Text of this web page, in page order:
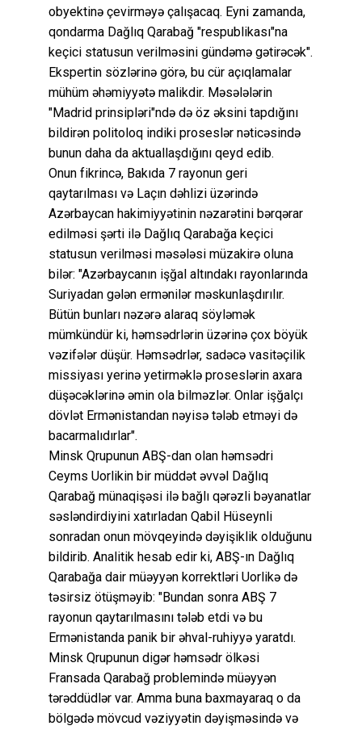
obyektinə çevirməyə çalışacaq. Eyni zamanda,
qondarma Dağlıq Qarabağ "respublikası"na
keçici statusun verilməsini gündəmə gətirəcək".
Ekspertin sözlərinə görə, bu cür açıqlamalar
mühüm əhəmiyyətə malikdir. Məsələlərin
"Madrid prinsipləri"ndə də öz əksini tapdığını
bildirən politoloq indiki proseslər nəticəsində
bunun daha da aktuallaşdığını qeyd edib.
Onun fikrincə, Bakıda 7 rayonun geri
qaytarılması və Laçın dəhlizi üzərində
Azərbaycan hakimiyyətinin nəzarətini bərqərar
edilməsi şərti ilə Dağlıq Qarabağa keçici
statusun verilməsi məsələsi müzakirə oluna
bilər: "Azərbaycanın işğal altındakı rayonlarında
Suriyadan gələn ermənilər məskunlaşdırılır.
Bütün bunları nəzərə alaraq söyləmək
mümkündür ki, həmsədrlərin üzərinə çox böyük
vəzifələr düşür. Həmsədrlər, sadəcə vasitəçilik
missiyası yerinə yetirməklə proseslərin axara
düşəcəklərinə əmin ola bilməzlər. Onlar işğalçı
dövlət Ermənistandan nəyisə tələb etməyi də
bacarmalıdırlar".
Minsk Qrupunun ABŞ-dan olan həmsədri
Ceyms Uorlikin bir müddət əvvəl Dağlıq
Qarabağ münaqişəsi ilə bağlı qərəzli bəyanatlar
səsləndirdiyini xatırladan Qabil Hüseynli
sonradan onun mövqeyində dəyişiklik olduğunu
bildirib. Analitik hesab edir ki, ABŞ-ın Dağlıq
Qarabağa dair müəyyən korrektləri Uorlikə də
təsirsiz ötüşməyib: "Bundan sonra ABŞ 7
rayonun qaytarılmasını tələb etdi və bu
Ermənistanda panik bir əhval-ruhiyyə yaratdı.
Minsk Qrupunun digər həmsədr ölkəsi
Fransada Qarabağ problemində müəyyən
tərəddüdlər var. Amma buna baxmayaraq o da
bölgədə mövcud vəziyyətin dəyişməsində və